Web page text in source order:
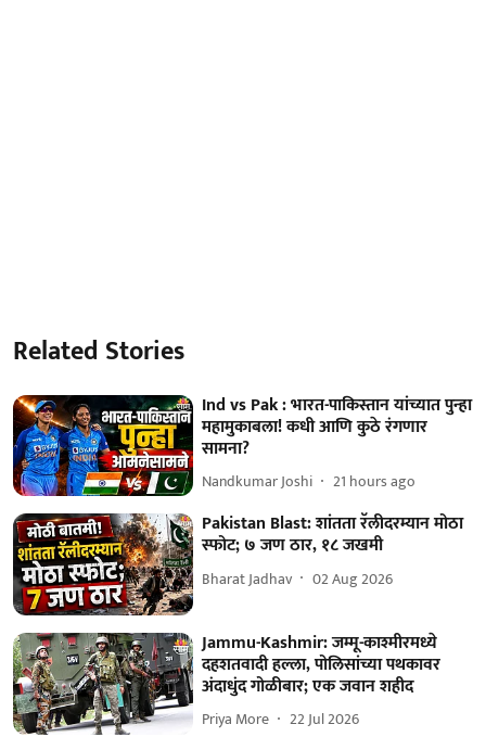
Related Stories
Ind vs Pak : भारत-पाकिस्तान यांच्यात पुन्हा
महामुकाबला! कधी आणि कुठे रंगणार
सामना?
Nandkumar Joshi 21 hours ago
Pakistan Blast: शांतता रॅलीदरम्यान मोठा
स्फोट; ७ जण ठार, १८ जखमी
Bharat Jadhav 02 Aug 2026
Jammu-Kashmir: जम्मू-काश्मीरमध्ये
दहशतवादी हल्ला, पोलिसांच्या पथकावर
अंदाधुंद गोळीबार; एक जवान शहीद
Priya More 22 Jul 2026